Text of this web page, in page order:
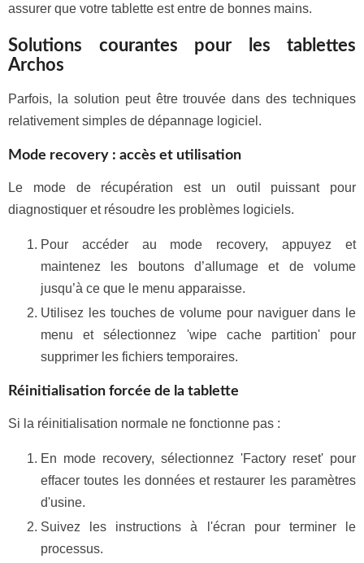
assurer que votre tablette est entre de bonnes mains.
Solutions courantes pour les tablettes
Archos
Parfois, la solution peut être trouvée dans des techniques
relativement simples de dépannage logiciel.
Mode recovery : accès et utilisation
Le mode de récupération est un outil puissant pour
diagnostiquer et résoudre les problèmes logiciels.
Pour accéder au mode recovery, appuyez et
maintenez les boutons d’allumage et de volume
jusqu’à ce que le menu apparaisse.
Utilisez les touches de volume pour naviguer dans le
menu et sélectionnez 'wipe cache partition' pour
supprimer les fichiers temporaires.
Réinitialisation forcée de la tablette
Si la réinitialisation normale ne fonctionne pas :
En mode recovery, sélectionnez 'Factory reset' pour
effacer toutes les données et restaurer les paramètres
d'usine.
Suivez les instructions à l'écran pour terminer le
processus.